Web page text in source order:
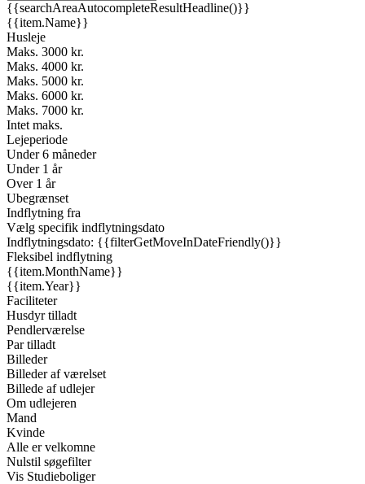
{{searchAreaAutocompleteResultHeadline()}}
{{item.Name}}
Husleje
Maks. 3000 kr.
Maks. 4000 kr.
Maks. 5000 kr.
Maks. 6000 kr.
Maks. 7000 kr.
Intet maks.
Lejeperiode
Under 6 måneder
Under 1 år
Over 1 år
Ubegrænset
Indflytning fra
Vælg specifik indflytningsdato
Indflytningsdato: {{filterGetMoveInDateFriendly()}}
Fleksibel indflytning
{{item.MonthName}}
{{item.Year}}
Faciliteter
Husdyr tilladt
Pendlerværelse
Par tilladt
Billeder
Billeder af værelset
Billede af udlejer
Om udlejeren
Mand
Kvinde
Alle er velkomne
Nulstil søgefilter
Vis Studieboliger